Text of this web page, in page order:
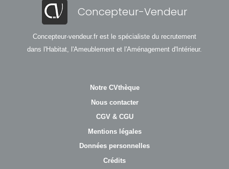
Concepteur-Vendeur
Concepteur-vendeur.fr est le spécialiste du recrutement
dans l'Habitat, l'Ameublement et l'Aménagement d'Intérieur.
Notre CVthèque
Nous contacter
CGV & CGU
Mentions légales
Données personnelles
Crédits